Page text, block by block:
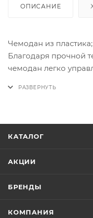
ОПИСАНИЕ
Чемодан из
Благодаря прочной
чемодан легко
На боковой
для переноски сверху
КАТАЛОГ
АКЦИИ
БРЕНДЫ
КОМПАНИЯ